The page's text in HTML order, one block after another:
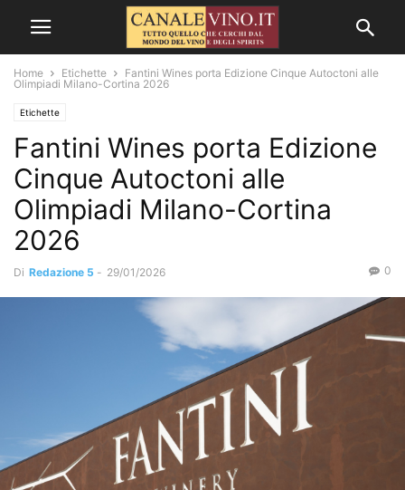
Home Etichette
Fantini Wines porta Edizione Cinque Autoctoni alle
Olimpiadi Milano-Cortina 2026
Etichette
Fantini Wines porta Edizione
Cinque Autoctoni alle
Olimpiadi Milano-Cortina
2026
Di Redazione 5 - 29/01/2026 0